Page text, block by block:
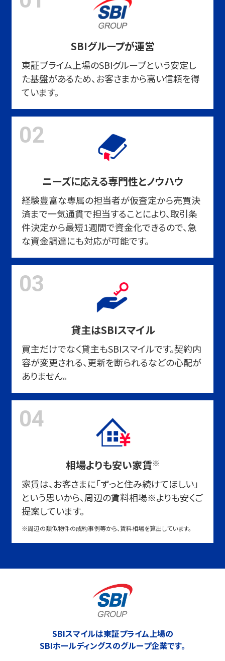
SBIグループが運営
東証プライム上場のSBIグループという安定し
た基盤があるため、お客さまから高い信頼を得
ています。
02
ニーズに応える専門性とノウハウ
経験豊富な専属の担当者が仮査定から売買決
済まで一気通貫で担当することにより、取引条
件決定から最短1週間で資金化できるので、急
な資金調達にも対応が可能です。
03
貸主はSBIスマイル
買主だけでなく貸主もSBIスマイルです。契約内
容が変更される、更新を断られるなどの心配が
ありません。
04
相場よりも安い家賃※
家賃は、お客さまに「ずっと住み続けてほしい」
という思いから、周辺の賃料相場※よりも安くご
提案しています。
※周辺の類似物件の成約事例等から、賃料相場を算出しています。
SBIスマイルは東証プライム上場の
SBIホールディングスのグループ企業です。